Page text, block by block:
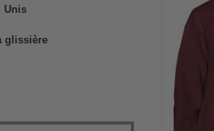
Unis
glissière